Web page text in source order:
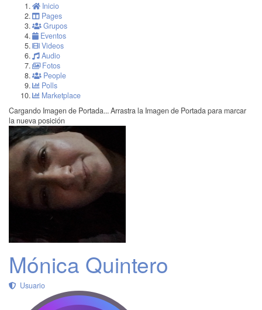
Inicio
Pages
Grupos
Eventos
Videos
Audio
Fotos
People
Polls
Marketplace
Cargando Imagen de Portada... Arrastra la Imagen de Portada para marcar
la nueva posición
Mónica Quintero
Usuario